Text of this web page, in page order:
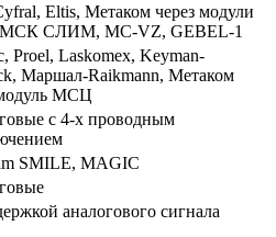
Eltis, Метаком через модули
СЛИМ, MC-VZ, GEBEL-1
Proel, Laskomex, Keyman-
Маршал-Raikmann, Метаком
МСЦ
с 4-х проводным
SMILE, MAGIC
аналогового сигнала